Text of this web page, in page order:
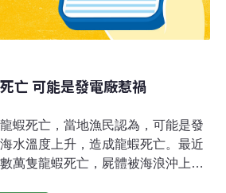
。小龍蝦被同類吃掉的機率，
亡 可能是發電廠惹禍
蝦死亡，當地漁民認為，可能是發
水溫度上升，造成龍蝦死亡。最近
萬隻龍蝦死亡，屍體被海浪沖上